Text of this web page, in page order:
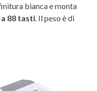
bianca e monta
a 88 tasti . Il peso è di